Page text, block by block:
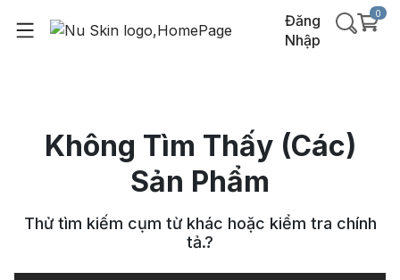
Đăng
Nhập
0
Không Tìm Thấy (Các)
Sản Phẩm
Thử tìm kiếm cụm từ khác hoặc kiểm tra chính
tả.?